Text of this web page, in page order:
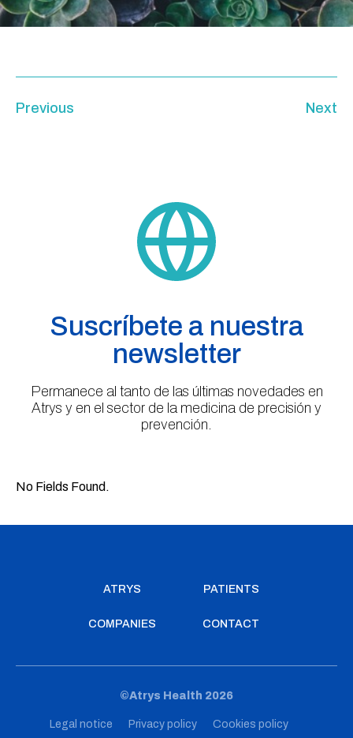
Previous Next
Suscríbete a nuestra
newsletter
Permanece al tanto de las últimas novedades en
Atrys y en el sector de la medicina de precisión y
prevención.
No Fields Found.
ATRYS PATIENTS
COMPANIES CONTACT
©Atrys Health 2026
Legal notice Privacy policy Cookies policy